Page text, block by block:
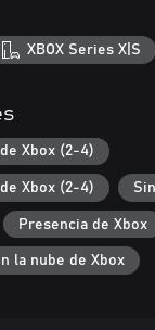
XBOX Series X|S
Xbox (2-4)
Xbox (2-4)
Presencia de Xbox
la nube de Xbox